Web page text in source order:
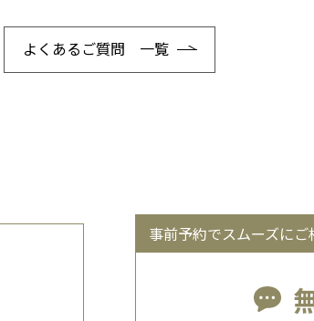
よくあるご質問 一覧
事前予約でスムーズに